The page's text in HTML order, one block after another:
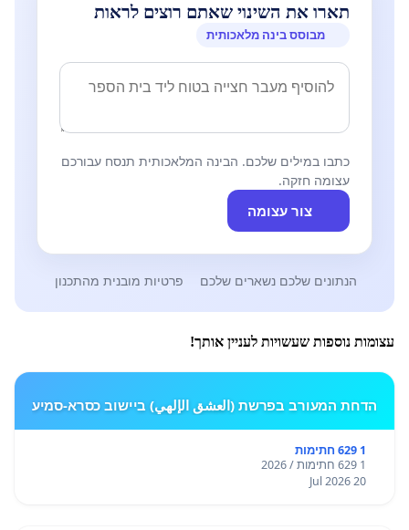
תארו את השינוי שאתם רוצים לראות
מבוסס בינה מלאכותית
כתבו במילים שלכם. הבינה המלאכותית תנסח עבורכם
עצומה חזקה.
צור עצומה
הנתונים שלכם נשארים שלכם פרטיות מובנית מהתכנון
עצומות נוספות שעשויות לעניין אותך!
הדחת המעורב בפרשת (العشق الإلهي) ביישוב כסרא-סמיע
1 629 חתימות
1 629 חתימות / 2026
20 Jul 2026